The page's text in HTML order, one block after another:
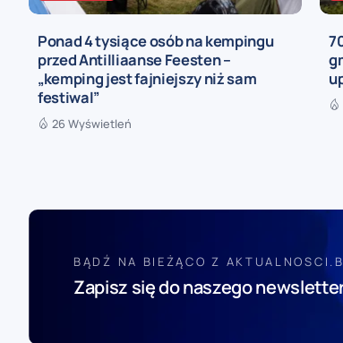
Ponad 4 tysiące osób na kempingu
przed Antilliaanse Feesten –
„kemping jest fajniejszy niż sam
festiwal”
26 Wyświetleń
BĄDŹ NA BIEŻĄCO Z
Zapisz się do naszego